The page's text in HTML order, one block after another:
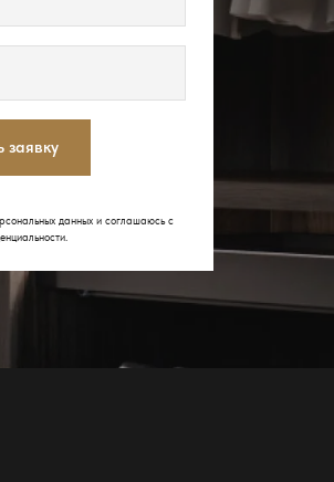
заявку
данных и соглашаюсь с
.